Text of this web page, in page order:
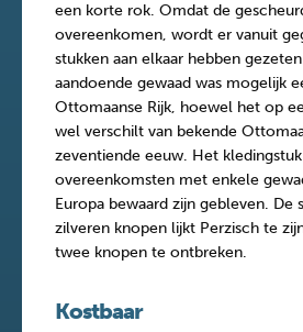
een korte rok. Omdat de
overeenkomen, wordt er vanuit
stukken aan elkaar hebben
aandoende gewaad was mogelijk
Ottomaanse Rijk, hoewel het op
wel verschilt van bekende
zeventiende eeuw. Het
overeenkomsten met enkele
Europa bewaard zijn gebleven. De
zilveren knopen lijkt Perzisch te
twee knopen te ontbreken.
Kostbaar